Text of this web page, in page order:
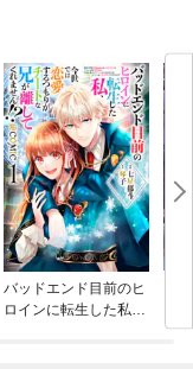
バッドエンド目前のヒ
ロインに転生した私、